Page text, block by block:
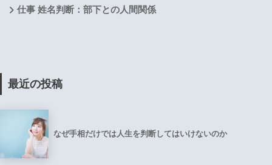
仕事 姓名判断：部下との人間関係
最近の投稿
なぜ手相だけでは人生を判断してはいけないのか